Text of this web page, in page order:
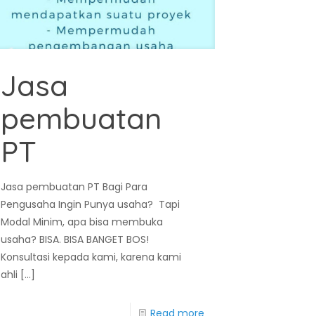
Jasa
pembuatan
PT
Jasa pembuatan PT Bagi Para
Pengusaha Ingin Punya usaha? Tapi
Modal Minim, apa bisa membuka
usaha? BISA. BISA BANGET BOS!
Konsultasi kepada kami, karena kami
ahli […]
Read more